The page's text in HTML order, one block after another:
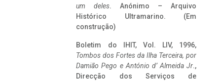
um deles. Anónimo – Arquivo
Histórico Ultramarino. (Em
construção)
Boletim do IHIT, Vol. LIV, 1996,
Tombos dos Fortes da Ilha Terceira, por
Damião Pego e António d’ Almeida Jr.,
Direcção dos Serviços de